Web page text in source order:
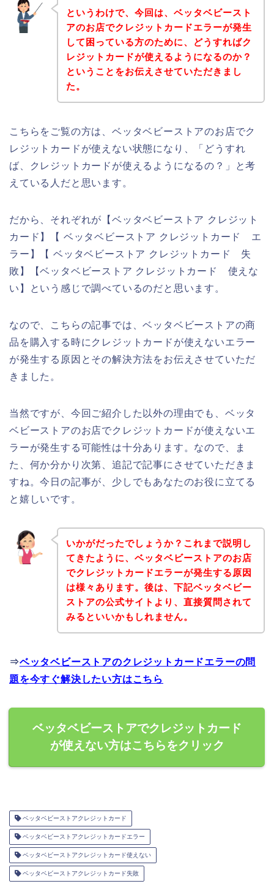
というわけで、今回は、ベッタベビースト
アのお店でクレジットカードエラーが発生
して困っている方のために、どうすればク
レジットカードが使えるようになるのか？
ということをお伝えさせていただきまし
た。
こちらをご覧の方は、ベッタベビーストアのお店でク
レジットカードが使えない状態になり、「どうすれ
ば、クレジットカードが使えるようになるの？」と考
えている人だと思います。
だから、それぞれが【ベッタベビーストア クレジット
カード】【 ベッタベビーストア クレジットカード エ
ラー】【 ベッタベビーストア クレジットカード 失
敗】【ベッタベビーストア クレジットカード 使えな
い】という感じで調べているのだと思います。
なので、こちらの記事では、ベッタベビーストアの商
品を購入する時にクレジットカードが使えないエラー
が発生する原因とその解決方法をお伝えさせていただ
きました。
当然ですが、今回ご紹介した以外の理由でも、ベッタ
ベビーストアのお店でクレジットカードが使えないエ
ラーが発生する可能性は十分あります。なので、ま
た、何か分かり次第、追記で記事にさせていただきま
すね。今日の記事が、少しでもあなたのお役に立てる
と嬉しいです。
いかがだったでしょうか？これまで説明し
てきたように、ベッタベビーストアのお店
でクレジットカードエラーが発生する原因
は様々あります。後は、下記ベッタベビー
ストアの公式サイトより、直接質問されて
みるといいかもしれません。
⇒ベッタベビーストアのクレジットカードエラーの問
題を今すぐ解決したい方はこちら
ベッタベビーストアでクレジットカード
が使えない方はこちらをクリック
ベッタベビーストアクレジットカード
ベッタベビーストアクレジットカードエラー
ベッタベビーストアクレジットカード使えない
ベッタベビーストアクレジットカード失敗